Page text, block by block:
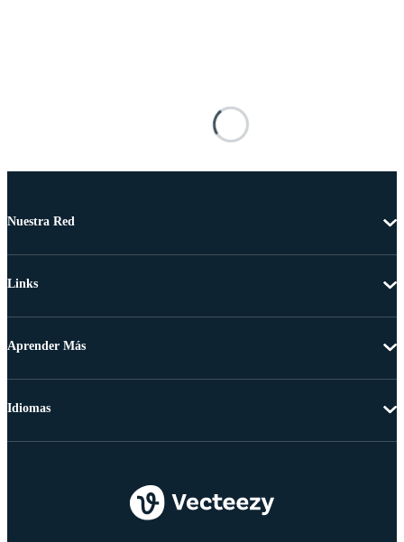
Nuestra Red
Links
Aprender Más
Idiomas